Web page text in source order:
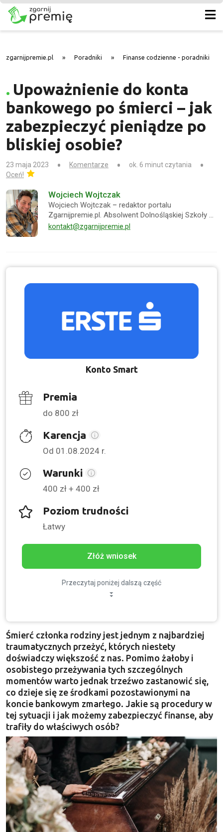
zgarnijpremie.pl » Poradniki » Finanse codzienne - poradniki
Upoważnienie do konta
bankowego po śmierci – jak
zabezpieczyć pieniądze po
bliskiej osobie?
23 maja 2023 Komentarze
ok. 6 minut czytania
Oceń!
Wojciech Wojtczak
Wojciech Wojtczak – redaktor portalu
Zgarnijpremie.pl. Absolwent Dolnośląskiej Szkoły …
kontakt@zgarnijpremie.pl
Konto Smart
Premia
do 800 zł
Karencja
Od 01.08.2024 r.
Warunki
400 zł + 400 zł
Poziom trudności
Łatwy
Złóż wniosek
Przeczytaj poniżej dalszą część
Śmierć członka rodziny jest jednym z najbardziej
traumatycznych przeżyć, których niestety
doświadczy większość z nas. Pomimo żałoby i
osobistego przeżywania tych szczególnych
momentów warto jednak trzeźwo zastanowić się,
co dzieje się ze środkami pozostawionymi na
koncie bankowym zmarłego. Jakie są procedury w
tej sytuacji i jak możemy zabezpieczyć finanse, aby
trafiły do właściwych osób?